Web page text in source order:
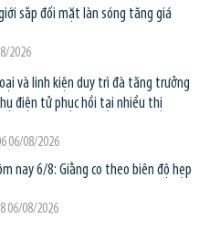
sắp đối mặt làn sóng tăng giá
2026
và linh kiện duy trì đà tăng trưởng
điện tử phục hồi tại nhiều thị
06/08/2026
nay 6/8: Giằng co theo biên độ hẹp
06/08/2026